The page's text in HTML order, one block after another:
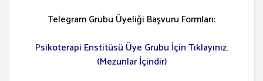
Telegram Grubu Üyeliği Başvuru Formları:
Psikoterapi Enstitüsü Üye Grubu İçin Tıklayınız.
(Mezunlar İçindir)